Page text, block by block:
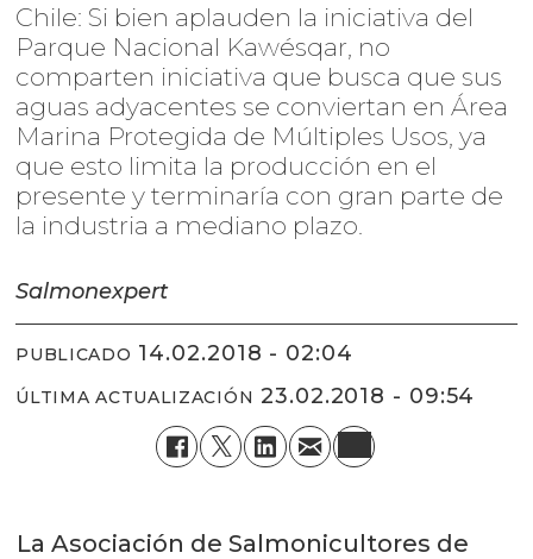
Chile: Si bien aplauden la iniciativa del
Parque Nacional Kawésqar, no
comparten iniciativa que busca que sus
aguas adyacentes se conviertan en Área
Marina Protegida de Múltiples Usos, ya
que esto limita la producción en el
presente y terminaría con gran parte de
la industria a mediano plazo.
Salmonexpert
PUBLICADO 14.02.2018 - 02:04
ÚLTIMA ACTUALIZACIÓN 23.02.2018 - 09:54
La Asociación de Salmonicultores de